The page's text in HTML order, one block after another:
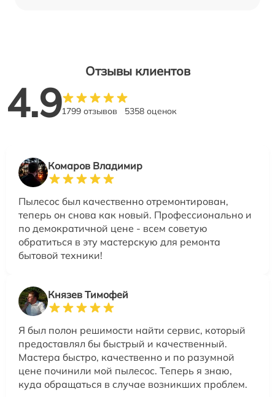
Отзывы клиентов
4.91799 отзывов 5358 оценок
Комаров Владимир
Пылесос был качественно отремонтирован,
теперь он снова как новый. Профессионально и
по демократичной цене - всем советую
обратиться в эту мастерскую для ремонта
бытовой техники!
Князев Тимофей
Я был полон решимости найти сервис, который
предоставлял бы быстрый и качественный.
Мастера быстро, качественно и по разумной
цене починили мой пылесос. Теперь я знаю,
куда обращаться в случае возникших проблем.